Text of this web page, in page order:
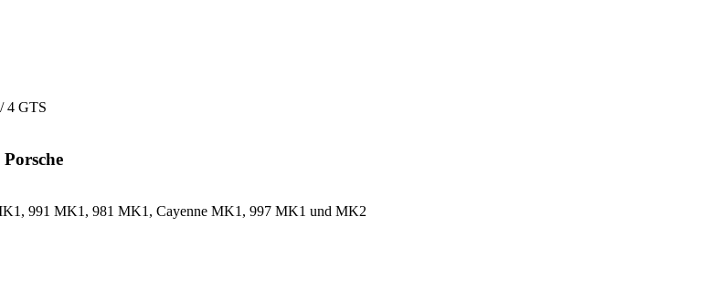
4 GTS
991 MK1, 981 MK1, Cayenne MK1, 997 MK1 und MK2